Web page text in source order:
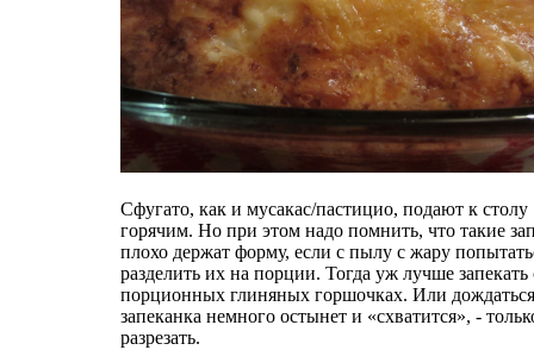
Сфугато, как и мусакас/пастицио, подают к столу
горячим. Но при этом надо помнить, что такие
плохо держат форму, если с пылу с жару
разделить их на порции. Тогда уж лучше запекать
порционных глиняных горшочках. Или
запеканка немного остынет и «схватится», -
разрезать.